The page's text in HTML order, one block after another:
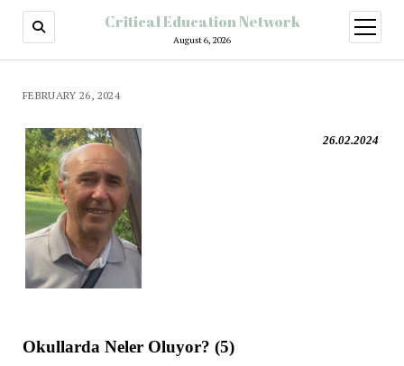
Critical Education Network
August 6, 2026
FEBRUARY 26, 2024
26.02.2024
Okullarda Neler Oluyor? (5)